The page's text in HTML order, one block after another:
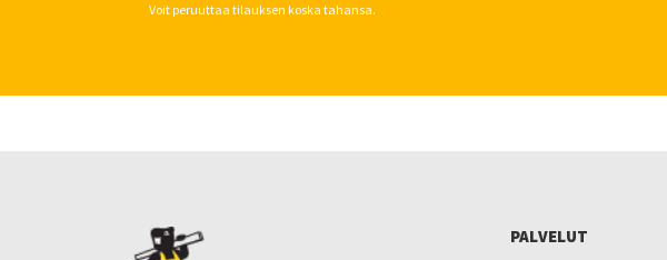
Voit peruuttaa tilauksen koska tahansa.
PALVELUT